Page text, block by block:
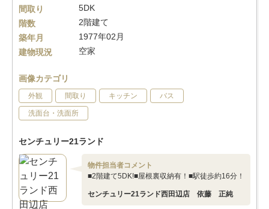
間取り
5DK
階数
2階建て
築年月
1977年02月
建物現況
空家
画像カテゴリ
外観 間取り キッチン バス
洗面台・洗面所
センチュリー21ランド
物件担当者コメント
■2階建て5DK!■屋根裏収納有！■駅徒歩約16分！
センチュリー21ランド西田辺店 依藤 正純